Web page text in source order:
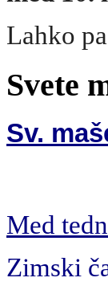
Lahko
Svete
Sv.
Med
Zimski